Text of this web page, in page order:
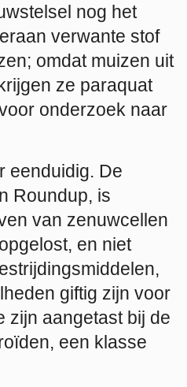
nog het
verwante stof
omdat muizen uit
ze paraquat
onderzoek naar
eenduidig. De
Roundup, is
van zenuwcellen
en niet
giftig zijn voor
zijn aangetast bij de
een klasse